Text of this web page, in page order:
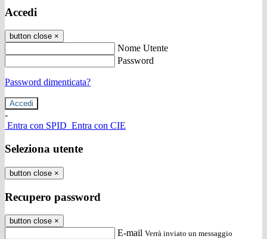
Accedi
button close ×
Nome Utente
Password
Password dimenticata?
-
Entra con SPID Entra con CIE
Seleziona utente
button close ×
Recupero password
button close ×
E-mail Verrà inviato un messaggio